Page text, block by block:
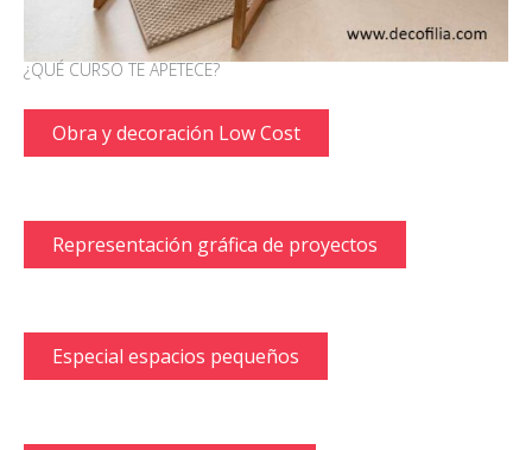
¿QUÉ CURSO TE APETECE?
Obra y decoración Low Cost
Representación gráfica de proyectos
Especial espacios pequeños